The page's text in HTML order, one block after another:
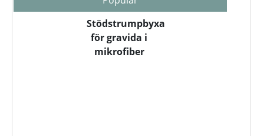
Stödstrumpbyxa
för gravida i
mikrofiber